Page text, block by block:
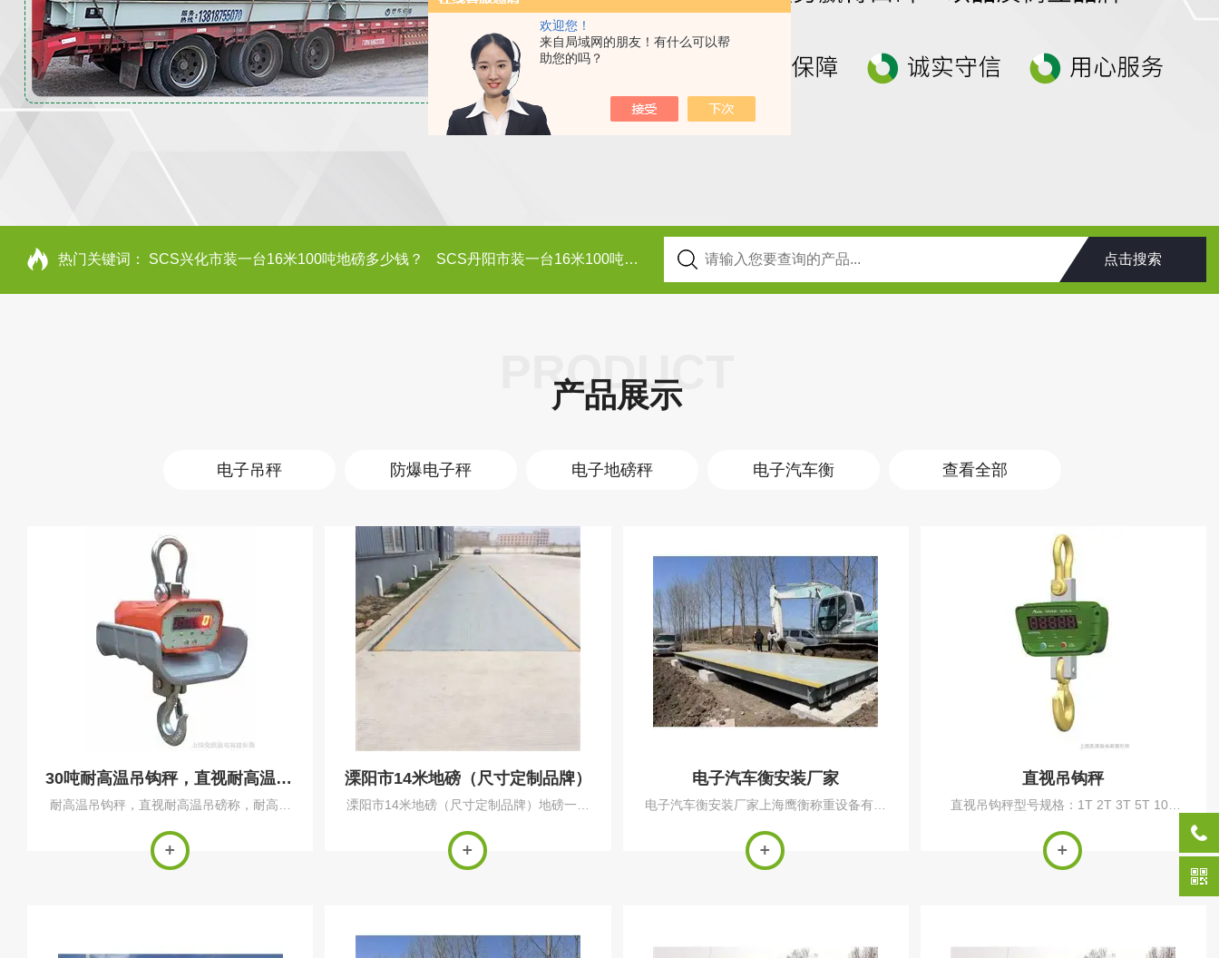
欢迎您！
来自局域网的朋友！有什么可以帮
助您的吗？
热门关键词： SCS兴化市装一台16米100吨地磅多少钱？ SCS丹阳市装一台16米100吨地磅多少钱？ SCS-18米高邮市装一台16米100吨地磅多少钱？ SCS-18米仪征市装一台
PRODUCT
产品展示
电子吊秤 防爆电子秤 电子地磅秤 电子汽车衡 查看全部
30吨耐高温吊钩秤，直视耐高温吊磅称
耐高温吊钩秤，直视耐高温吊磅称，耐高温
量身定制的热态吊秤传感器，以保证在高温
环境下能获得较好的准确性。?加装高温隔热
溧阳市14米地磅（尺寸定制品牌）
溧阳市14米地磅（尺寸定制品牌）地磅一般
间剖开，保障电子磅的使用寿命，减少客户
的麻烦与损失。3米宽的电子磅，底下有6道
电子汽车衡安装厂家
电子汽车衡安装厂家上海鹰衡称重设备有限
老衡器厂生产直销1吨~200吨小地磅，二层
小地磅，三层缓冲地磅，移动地磅，液压升
直视吊钩秤
直视吊钩秤型号规格：1T 2T 3T 5T 10T
10Kg。 附带无线遥控器，操作方便简单；具
备累计、自动累计、去皮、远距离去皮、数